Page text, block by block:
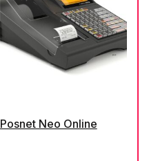
Posnet Neo Online